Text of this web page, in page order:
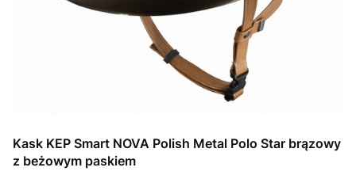
Kask KEP Smart NOVA Polish Metal Polo Star brązowy
z beżowym paskiem